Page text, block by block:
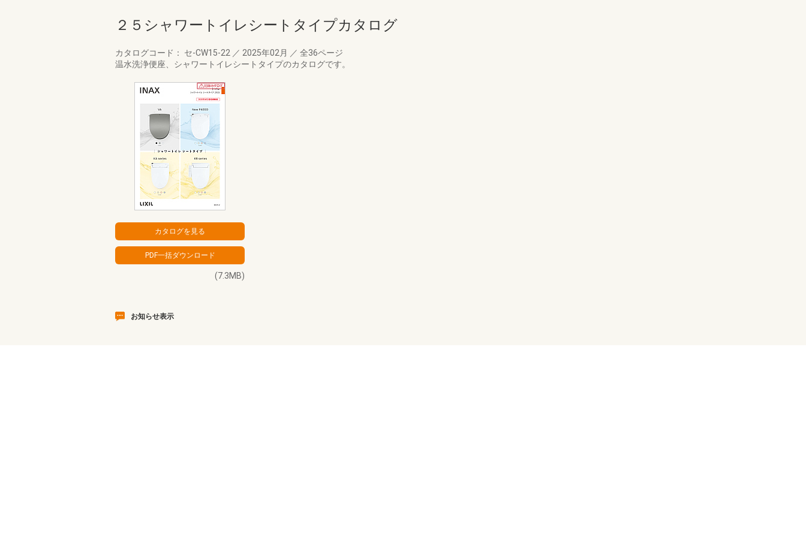
２５シャワートイレシートタイプカタログ
カタログコード： セ-CW15-22 ／ 2025年02月 ／ 全36ページ
温水洗浄便座、シャワートイレシートタイプのカタログです。
(7.3MB)
お知らせ表示